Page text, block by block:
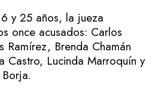
y 25 años, la jueza
once acusados: Carlos
Ramírez, Brenda Chamán
Castro, Lucinda Marroquín y